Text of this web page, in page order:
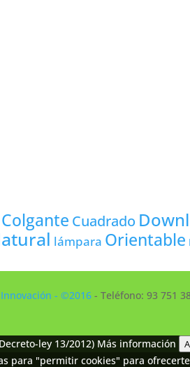
Colgante Cuadrado
lámpara Orientable
- ©2016 - Teléfono: 93 751
ley 13/2012) Más información
para "permitir cookies" para